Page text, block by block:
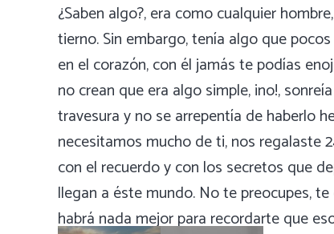
¿Saben algo?, era como cualquier
tierno. Sin embargo, tenía algo que
en el corazón, con él jamás te podías
no crean que era algo simple, ¡no!,
travesura y no se arrepentía de haberlo
necesitamos mucho de ti, nos regalaste
con el recuerdo y con los secretos que
llegan a éste mundo. No te preocupes,
habrá nada mejor para recordarte que